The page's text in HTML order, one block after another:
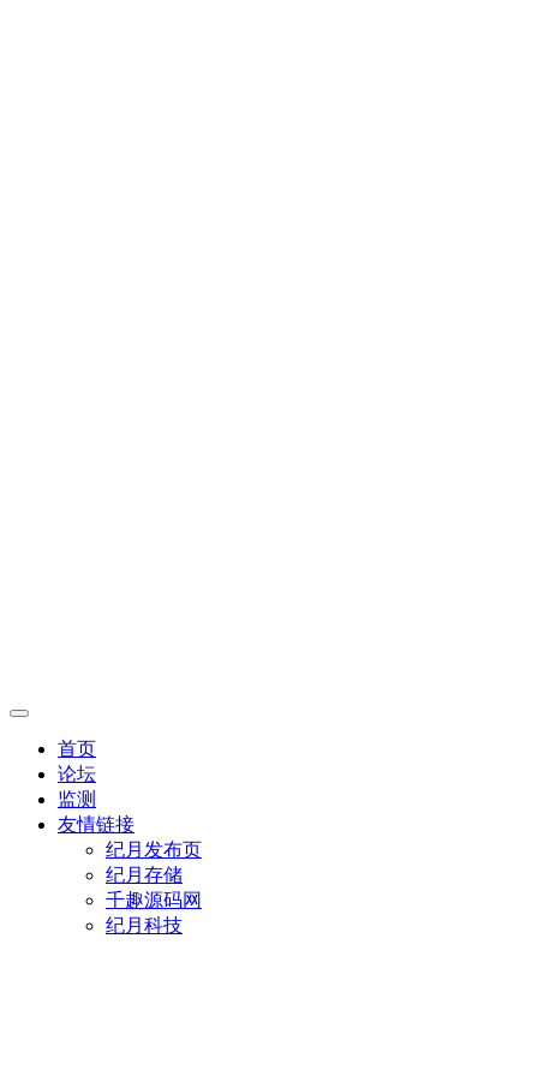
首页
论坛
监测
友情链接
纪月发布页
纪月存储
千趣源码网
纪月科技